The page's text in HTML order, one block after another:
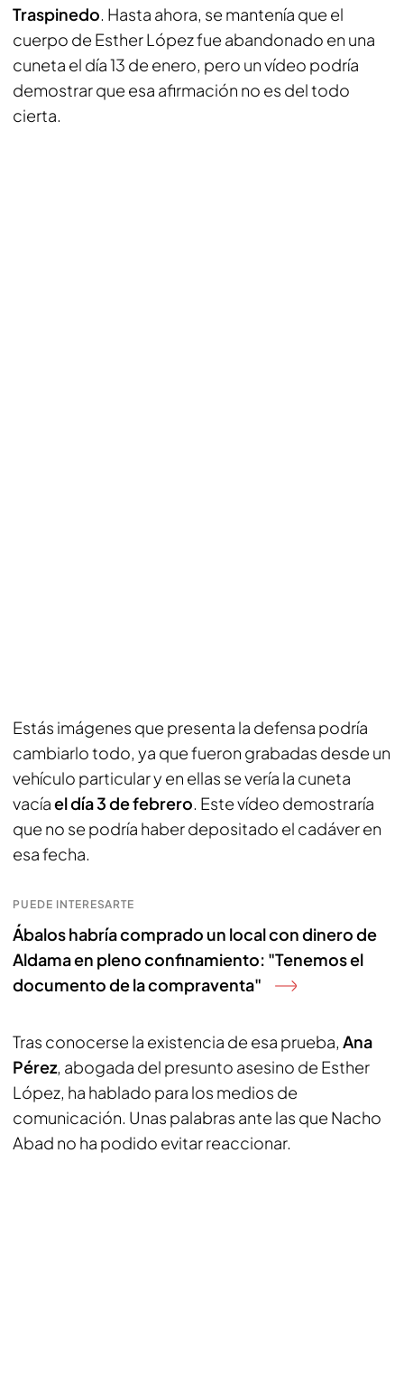
Traspinedo. Hasta ahora, se mantenía que el
cuerpo de Esther López fue abandonado en una
cuneta el día 13 de enero, pero un vídeo podría
demostrar que esa afirmación no es del todo
cierta.
Estás imágenes que presenta la defensa podría
cambiarlo todo, ya que fueron grabadas desde un
vehículo particular y en ellas se vería la cuneta
vacíael día 3 de febrero. Este vídeo demostraría
que no se podría haber depositado el cadáver en
esa fecha.
PUEDE INTERESARTE
Ábalos habría comprado un local con dinero de
Aldama en pleno confinamiento: "Tenemos el
documento de la compraventa"
Tras conocerse la existencia de esa prueba, Ana
Pérez, abogada del presunto asesino de Esther
López, ha hablado para los medios de
comunicación. Unas palabras ante las que Nacho
Abad no ha podido evitar reaccionar.